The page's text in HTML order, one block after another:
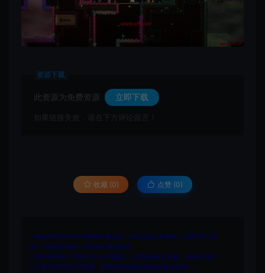
资源下载
此资源为免费资源 立即下载
如果链接失效，请在下方评论留言！
收藏 (0) 点赞 (0)
1.网站内所有文件均为网络共享资源，本站仅做打包整理。仅用于学习交
流，严禁商业用途，否则自行承担后果。
2.所有资源请于下载后24小时内删除。如需体验更多乐趣，请购买正版！
3.所有内容均来自互联网。如侵犯您的版权或利益请发送邮件：